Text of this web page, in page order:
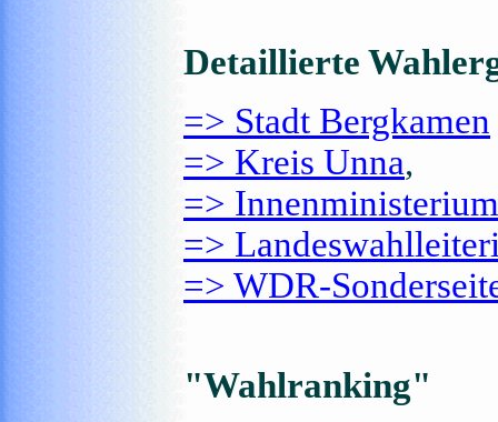
Detaillierte
=> Stadt Bergkamen
=> Kreis Unna,
=>
=>
=> WDR-
"Wahlranking"